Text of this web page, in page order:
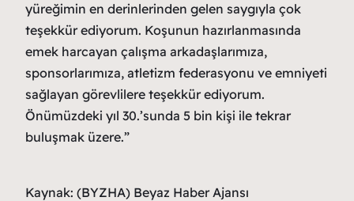
yüreğimin en derinlerinden gelen saygıyla çok
teşekkür ediyorum. Koşunun hazırlanmasında
emek harcayan çalışma arkadaşlarımıza,
sponsorlarımıza, atletizm federasyonu ve emniyeti
sağlayan görevlilere teşekkür ediyorum.
Önümüzdeki yıl 30.’sunda 5 bin kişi ile tekrar
buluşmak üzere.”
Kaynak: (BYZHA) Beyaz Haber Ajansı